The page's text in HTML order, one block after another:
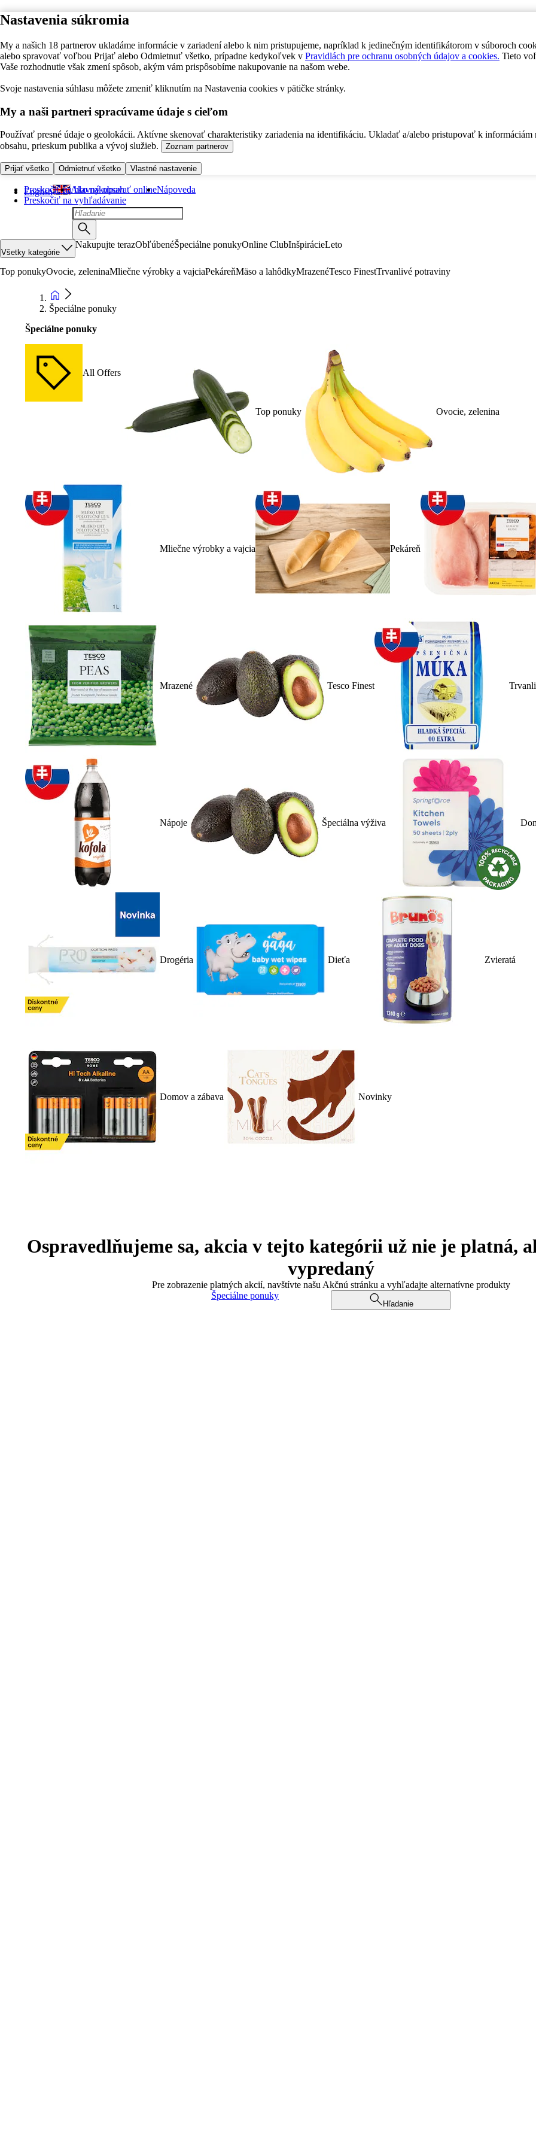
Nastavenia súkromia
My a našich 18 partnerov ukladáme informácie v zariadení alebo k nim pristupujeme, napríklad k jedinečným identifikátorom v súboroch
alebo spravovať voľbou Prijať alebo Odmietnuť všetko, prípadne kedykoľvek v Pravidlách pre ochranu osobných údajov a cookies. Tieto
Vaše rozhodnutie však zmení spôsob, akým vám prispôsobíme nakupovanie na našom webe.
Svoje nastavenia súhlasu môžete zmeniť kliknutím na Nastavenia cookies v pätičke stránky.
My a naši partneri spracúvame údaje s cieľom
Používať presné údaje o geolokácii. Aktívne skenovať charakteristiky zariadenia na identifikáciu. Ukladať a/alebo pristupovať k informáciám
obsahu, prieskum publika a vývoj služieb.
Zoznam partnerov
Prijať všetko Odmietnuť všetko Vlastné nastavenie
Preskočiť na hlavný obsah
Preskočiť na vyhľadávanie
English Ako nakupovať onlineNápoveda
Všetky kategórie
Nakupujte terazObľúbenéŠpeciálne ponukyOnline ClubInšpirácieLeto
Top ponukyOvocie, zeleninaMliečne výrobky a vajciaPekáreňMäso a lahôdkyMrazenéTesco FinestTrvanlivé potraviny
Špeciálne ponuky
Špeciálne ponuky
All Offers
Top ponuky Ovocie, zelenina
Mliečne výrobky a vajcia Pekáreň
Mrazené Tesco Finest
Nápoje Špeciálna výživa
Drogéria Dieťa Zvieratá
Domov a zábava Novinky
Ospravedlňujeme sa, akcia v tejto kategórii už nie je platná,
vypredaný
Pre zobrazenie platných akcií, navštívte našu Akčnú stránku a vyhľadajte alternatívne produkty
Špeciálne ponuky
Hľadanie